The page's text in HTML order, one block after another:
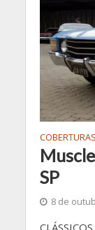
COBERTURAS
SP
8 de